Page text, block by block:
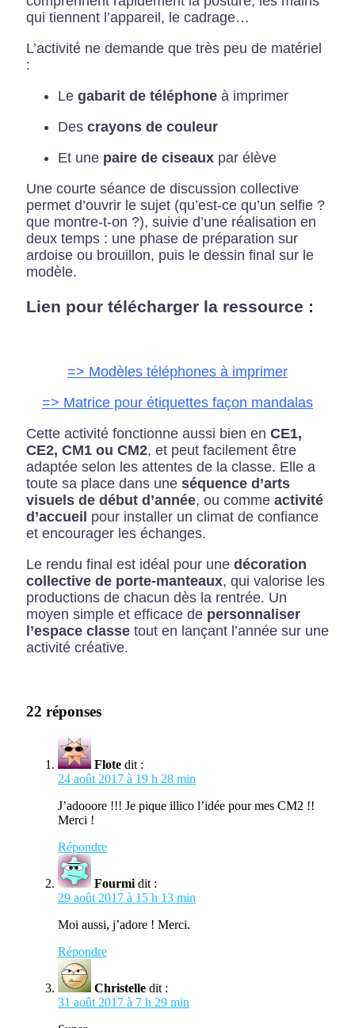
qui tiennent l’appareil, le cadrage…
L’activité ne demande que très peu de matériel
:
Le gabarit de téléphone à imprimer
Des crayons de couleur
Et une paire de ciseaux par élève
Une courte séance de discussion collective
permet d’ouvrir le sujet (qu’est-ce qu’un selfie ?
que montre-t-on ?), suivie d’une réalisation en
deux temps : une phase de préparation sur
ardoise ou brouillon, puis le dessin final sur le
modèle.
Lien pour télécharger la ressource :
=> Modèles téléphones à imprimer
=> Matrice pour étiquettes façon mandalas
Cette activité fonctionne aussi bien en CE1,
CE2, CM1 ou CM2, et peut facilement être
adaptée selon les attentes de la classe. Elle a
toute sa place dans une séquence d’arts
visuels de début d’année, ou comme activité
d’accueil pour installer un climat de confiance
et encourager les échanges.
Le rendu final est idéal pour une décoration
collective de porte-manteaux, qui valorise les
productions de chacun dès la rentrée. Un
moyen simple et efficace de personnaliser
l’espace classe tout en lançant l’année sur une
activité créative.
22 réponses
Flote dit :
24 août 2017 à 19 h 28 min
J’adooore !!! Je pique illico l’idée pour mes CM2 !!
Merci !
Répondre
Fourmi dit :
29 août 2017 à 15 h 13 min
Moi aussi, j’adore ! Merci.
Répondre
Christelle dit :
31 août 2017 à 7 h 29 min